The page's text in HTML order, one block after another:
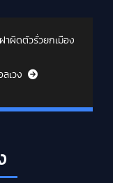
าผิดตัวรั่วยกเมือง
เวง